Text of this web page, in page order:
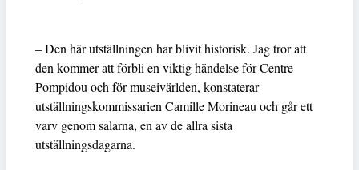
– Den här utställningen har blivit historisk. Jag tror att
den kommer att förbli en viktig händelse för Centre
Pompidou och för museivärlden, konstaterar
utställningskommissarien Camille Morineau och går ett
varv genom salarna, en av de allra sista
utställningsdagarna.